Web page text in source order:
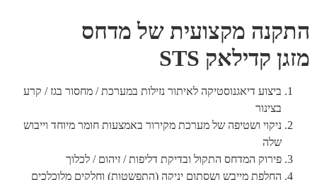
התקנה מקצועית של מדחס
מזגן קדילאק STS
ביצוע דיאגנוסטיקה לאיתור נזילות במערכת / מחסור בגז / קרע
בצינור
ניקוי ושטיפה של מערכת מקירור באמצעות חומר מיוחד וייבוש
שלה
פירוק המדחס התקול ובדיקת דליפות / זיהום / לכלוך
החלפת מייבש ושסתום יניקה (התפשטות) וחלקים מלוכלכים